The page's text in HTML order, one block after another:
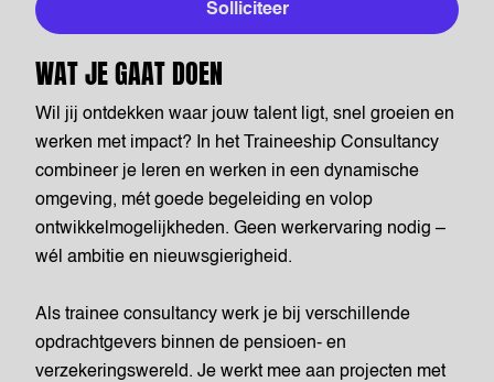
Solliciteer
WAT JE GAAT DOEN
Wil jij ontdekken waar jouw talent ligt, snel groeien en
werken met impact? In het Traineeship Consultancy
combineer je leren en werken in een dynamische
omgeving, mét goede begeleiding en volop
ontwikkelmogelijkheden. Geen werkervaring nodig –
wél ambitie en nieuwsgierigheid.
Als trainee consultancy werk je bij verschillende
opdrachtgevers binnen de pensioen- en
verzekeringswereld. Je werkt mee aan projecten met